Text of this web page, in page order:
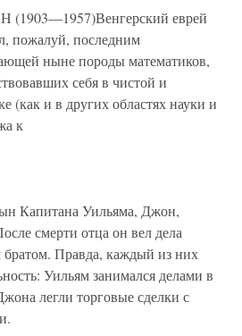
еврей
пожалуй, последним
ныне породы математиков,
себя в чистой и
(как и в других областях науки и
к
Капитана Уильяма, Джон,
смерти отца он вел дела
братом. Правда, каждый из них
Уильям занимался делами в
легли торговые сделки с